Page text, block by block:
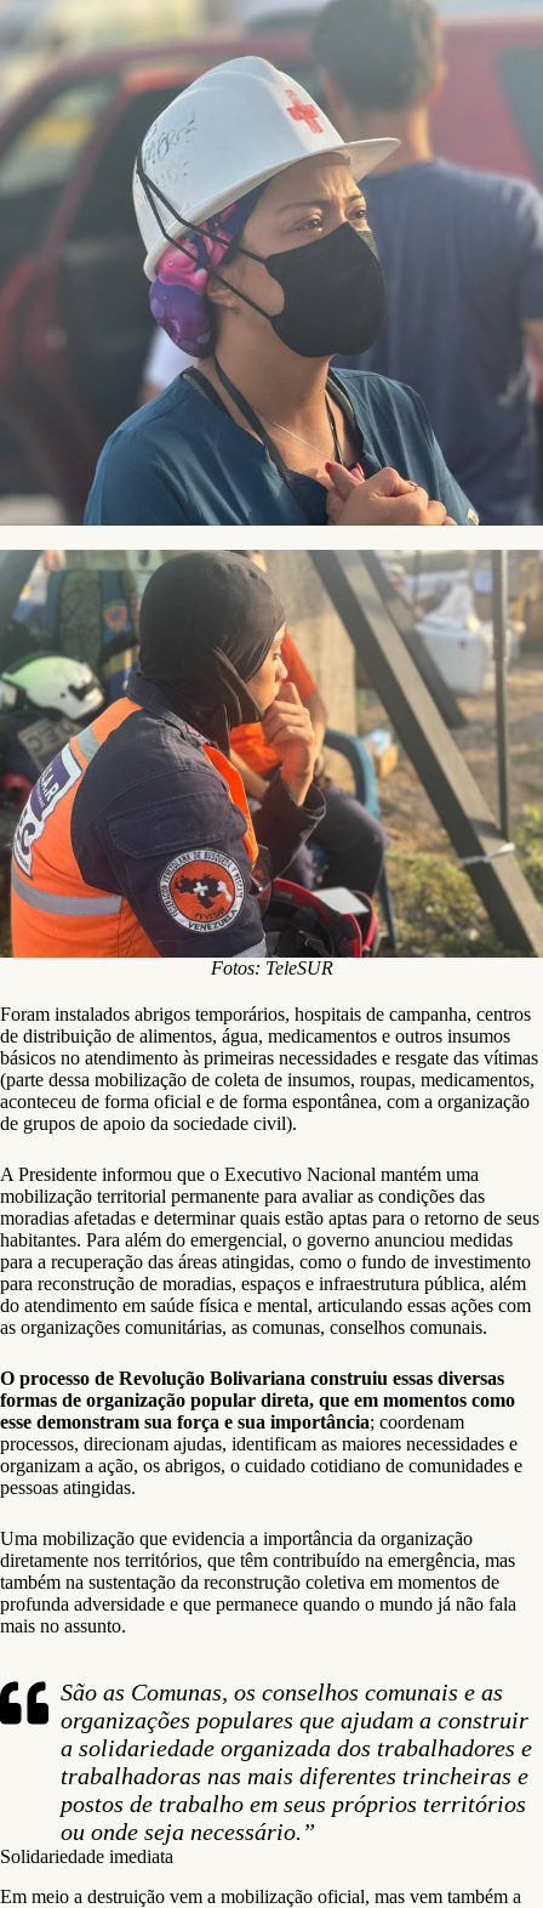
Fotos: TeleSUR
Foram instalados abrigos temporários, hospitais de campanha, centros
de distribuição de alimentos, água, medicamentos e outros insumos
básicos no atendimento às primeiras necessidades e resgate das vítimas
(parte dessa mobilização de coleta de insumos, roupas, medicamentos,
aconteceu de forma oficial e de forma espontânea, com a organização
de grupos de apoio da sociedade civil).
A Presidente informou que o Executivo Nacional mantém uma
mobilização territorial permanente para avaliar as condições das
moradias afetadas e determinar quais estão aptas para o retorno de seus
habitantes. Para além do emergencial, o governo anunciou medidas
para a recuperação das áreas atingidas, como o fundo de investimento
para reconstrução de moradias, espaços e infraestrutura pública, além
do atendimento em saúde física e mental, articulando essas ações com
as organizações comunitárias, as comunas, conselhos comunais.
O processo de Revolução Bolivariana construiu essas diversas
formas de organização popular direta, que em momentos como
esse demonstram sua força e sua importância; coordenam
processos, direcionam ajudas, identificam as maiores necessidades e
organizam a ação, os abrigos, o cuidado cotidiano de comunidades e
pessoas atingidas.
Uma mobilização que evidencia a importância da organização
diretamente nos territórios, que têm contribuído na emergência, mas
também na sustentação da reconstrução coletiva em momentos de
profunda adversidade e que permanece quando o mundo já não fala
mais no assunto.
São as Comunas, os conselhos comunais e as
organizações populares que ajudam a construir
a solidariedade organizada dos trabalhadores e
trabalhadoras nas mais diferentes trincheiras e
postos de trabalho em seus próprios territórios
ou onde seja necessário.”
Solidariedade imediata
Em meio a destruição vem a mobilização oficial, mas vem também a